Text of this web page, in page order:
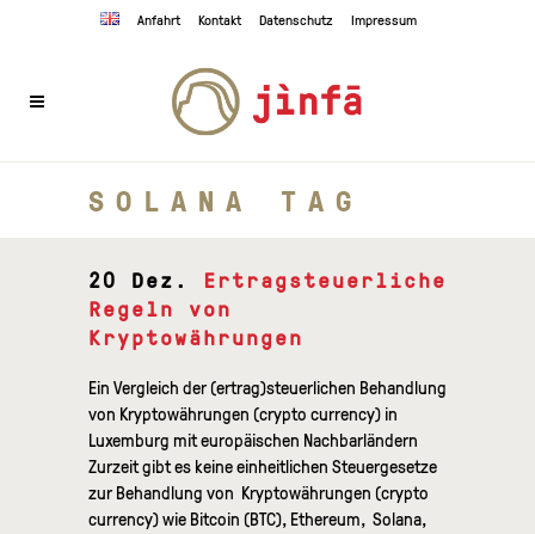
Anfahrt Kontakt Datenschutz Impressum
SOLANA TAG
20 Dez.
Ertragsteuerliche
Regeln von
Kryptowährungen
Ein Vergleich der (ertrag)steuerlichen Behandlung
von Kryptowährungen (crypto currency) in
Luxemburg mit europäischen Nachbarländern
Zurzeit gibt es keine einheitlichen Steuergesetze
zur Behandlung von Kryptowährungen (crypto
currency) wie Bitcoin (BTC), Ethereum, Solana,